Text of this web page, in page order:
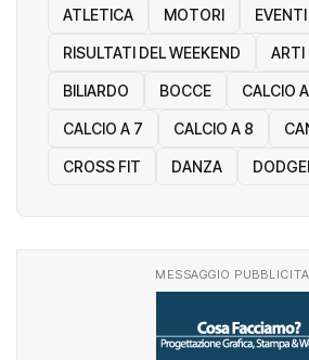
ATLETICA MOTORI EVENTI
RISULTATI DEL WEEKEND ARTI
BILIARDO BOCCE CALCIO
CALCIO A 7 CALCIO A 8
CROSS FIT DANZA
MESSAGGIO